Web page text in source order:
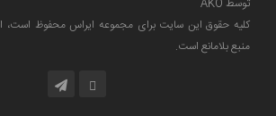
توسط AKO
كليه حقوق این سایت برای مجموعه ایراس محفوظ است،
منبع بلامانع است.